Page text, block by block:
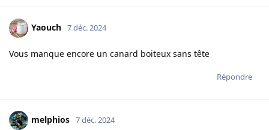
Yaouch 7 déc. 2024
Vous manque encore un canard boiteux sans tête
Répondre
melphios 7 déc. 2024